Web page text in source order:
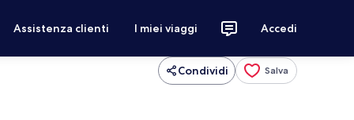
Assistenza clienti I miei viaggi Accedi
Condividi Salva